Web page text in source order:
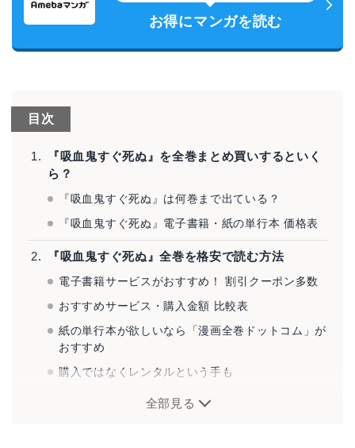
お得にマンガを読む
目次
『吸血鬼すぐ死ぬ』を全巻まとめ買いするといく
ら？
『吸血鬼すぐ死ぬ』は何巻まで出ている？
『吸血鬼すぐ死ぬ』電子書籍・紙の単行本 価格表
『吸血鬼すぐ死ぬ』全巻を格安で読む方法
電子書籍サービスがおすすめ！ 割引クーポン多数
おすすめサービス・購入金額 比較表
紙の単行本が欲しいなら「漫画全巻ドットコム」が
おすすめ
購入ではなくレンタルという手も
『吸血鬼すぐ死ぬ』とは？
全部見る